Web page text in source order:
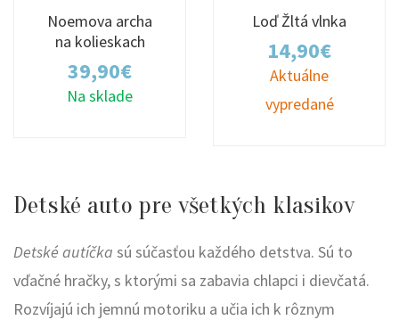
Noemova archa
na kolieskach
39,90€
Na sklade
Loď Žltá vlnka
14,90€
Aktuálne
vypredané
Detské auto pre všetkých klasikov
Detské autíčka sú súčasťou každého detstva. Sú to
vďačné hračky, s ktorými sa zabavia chlapci i dievčatá.
Rozvíjajú ich jemnú motoriku a učia ich k rôznym